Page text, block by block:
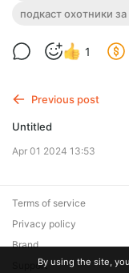
подкаст охотники
1
Previous post
Untitled
Apr 01 2024 13:53
Terms of service
Privacy policy
Brand
SupportBy using the site,